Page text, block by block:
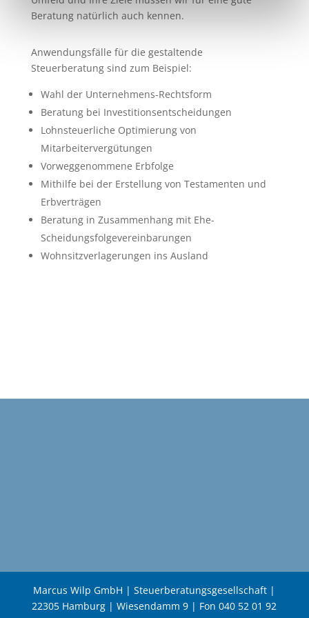
Beratung natürlich auch kennen.
Anwendungsfälle für die gestaltende
Steuerberatung sind zum Beispiel:
Wahl der Unternehmens-Rechtsform
Beratung bei Investitionsentscheidungen
Lohnsteuerliche Optimierung von
Mitarbeitervergütungen
Vorweggenommene Erbfolge
Mithilfe bei der Erstellung von Testamenten und
Erbverträgen
Beratung in Zusammenhang mit Ehe-
Scheidungsfolgevereinbarungen
Wohnsitzverlagerungen ins Ausland
Marcus Wilp GmbH | Steuerberatungsgesellschaft |
22305 Hamburg | Wiesendamm 9 | Fon 040 52 01 92